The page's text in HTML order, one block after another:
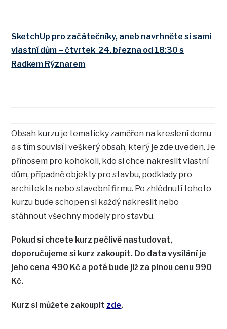
SketchUp pro začátečníky, aneb navrhněte si sami
vlastní dům – čtvrtek 24. března od 18:30 s
Radkem Rýznarem
Obsah kurzu je tematicky zaměřen na kreslení domu
a s tím souvisí i veškerý obsah, který je zde uveden. Je
přínosem pro kohokoli, kdo si chce nakreslit vlastní
dům, případně objekty pro stavbu, podklady pro
architekta nebo stavební firmu. Po zhlédnutí tohoto
kurzu bude schopen si každý nakreslit nebo
stáhnout všechny modely pro stavbu.
Pokud si chcete kurz pečlivě nastudovat,
doporučujeme si kurz zakoupit. Do data vysílání je
jeho cena 490 Kč a poté bude již za plnou cenu 990
Kč.
Kurz si můžete zakoupit zde.